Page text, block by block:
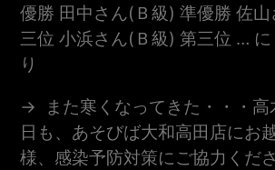
優勝 田中さん(Ｂ級) 準優勝 佐
三位 小浜さん(Ｂ級) 第三位 … に
り
また寒くなってきた・・・
日も、あそびば大和高田店にお
様、感染予防対策にご協力くだ